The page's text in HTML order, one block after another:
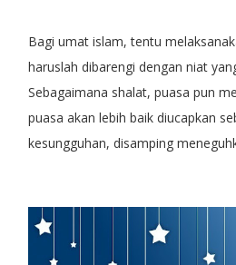
Bagi umat islam, tentu
haruslah dibarengi dengan niat
Sebagaimana shalat, puasa pun
puasa akan lebih baik diucapkan
kesungguhan, disamping